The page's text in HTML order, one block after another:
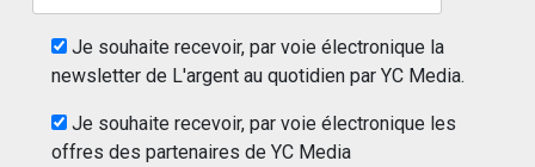
Je souhaite recevoir, par voie électronique la
newsletter de L'argent au quotidien par YC Media.
Je souhaite recevoir, par voie électronique les
offres des partenaires de YC Media